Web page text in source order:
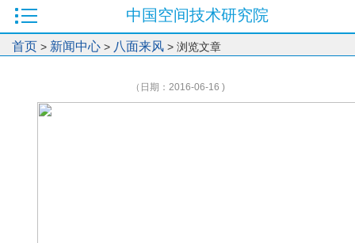
中国空间技术研究院
首页 > 新闻中心 > 八面来风 > 浏览文章
（日期：2016-06-16 )